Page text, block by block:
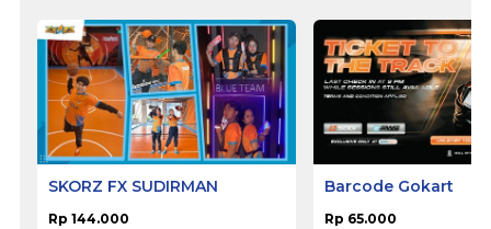
SKORZ FX SUDIRMAN
Rp 144.000
Barcode Gokart
Rp 65.000